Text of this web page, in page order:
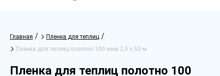
Главная / Пленка для теплиц /
Пленка для теплиц полотно 100 мкм 2,5 х 50 м
Пленка для теплиц полотно 100